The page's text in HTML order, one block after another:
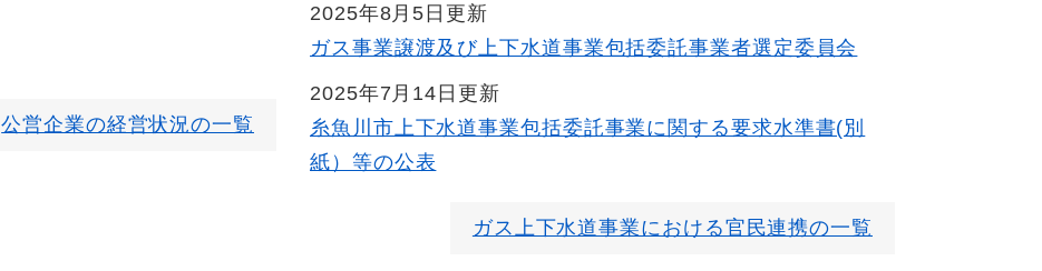
公営企業の経営状況の一覧
2025年8月5日更新
ガス事業譲渡及び上下水道事業包括委託事業者選定委員会
2025年7月14日更新
糸魚川市上下水道事業包括委託事業に関する要求水準書(別
紙）等の公表
ガス上下水道事業における官民連携の一覧